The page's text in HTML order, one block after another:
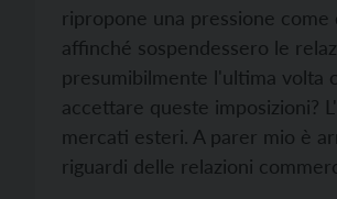
ripropone una pressione come
affinché sospendessero le
presumibilmente l'ultima volta
accettare queste imposizioni?
mercati esteri. A parer mio è
riguardi delle relazioni